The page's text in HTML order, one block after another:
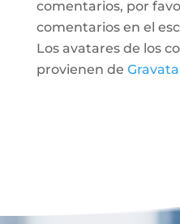
comentarios, por
comentarios en el
Los avatares de los
provienen de